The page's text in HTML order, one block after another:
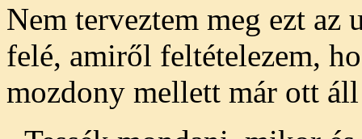
Nem terveztem meg ezt
felé, amiről feltételezem,
mozdony mellett már ott